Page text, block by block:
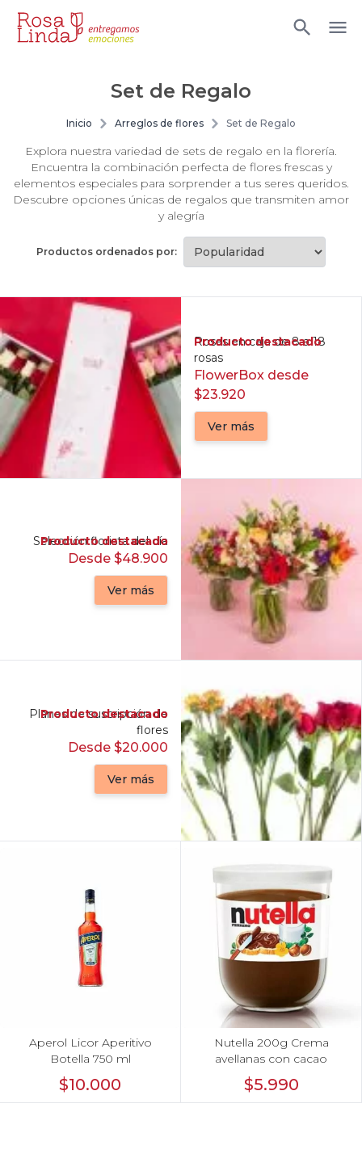
Set de Regalo
Inicio Arreglos de flores Set de Regalo
Explora nuestra variedad de sets de regalo en la florería.
Encuentra la combinación perfecta de flores frescas y
elementos especiales para sorprender a tus seres queridos.
Descubre opciones únicas de regalos que transmiten amor
y alegría
Productos ordenados por:
Producto destacado
Rosas en caja de 8 a 18
rosas
FlowerBox desde
$23.920
Ver más
Producto destacado
Selección florista del día
Desde $48.900
Ver más
Producto destacado
Planes de suscripción de
flores
Desde $20.000
Ver más
Aperol Licor Aperitivo
Botella 750 ml
$10.000
Nutella 200g Crema
avellanas con cacao
$5.990
6 Rosas Ecuatorianas en Caja
Arreglos arcoiris
Arreglos con rosas ecuatorianas
Arreglos damasco
Arreglos de Globos